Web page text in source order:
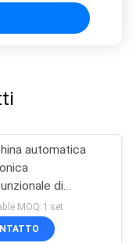
automatica
di
del tessuto del
MOQ:1 set